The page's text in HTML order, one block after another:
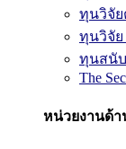
ทุนวิจัย
ทุนวิจัย
ทุนสนั
The
หน่วยงานด้า